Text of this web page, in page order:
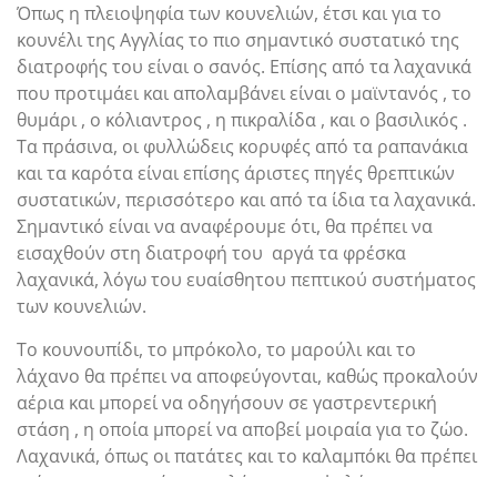
Όπως η πλειοψηφία των κουνελιών, έτσι και για το
κουνέλι της Αγγλίας το πιο σημαντικό συστατικό της
διατροφής του είναι ο σανός. Επίσης από τα λαχανικά
που προτιμάει και απολαμβάνει είναι ο μαϊντανός , το
θυμάρι , ο κόλιαντρος , η πικραλίδα , και ο βασιλικός .
Τα πράσινα, οι φυλλώδεις κορυφές από τα ραπανάκια
και τα καρότα είναι επίσης άριστες πηγές θρεπτικών
συστατικών, περισσότερο και από τα ίδια τα λαχανικά.
Σημαντικό είναι να αναφέρουμε ότι, θα πρέπει να
εισαχθούν στη διατροφή του αργά τα φρέσκα
λαχανικά, λόγω του ευαίσθητου πεπτικού συστήματος
των κουνελιών.
Το κουνουπίδι, το μπρόκολο, το μαρούλι και το
λάχανο θα πρέπει να αποφεύγονται, καθώς προκαλούν
αέρια και μπορεί να οδηγήσουν σε γαστρεντερική
στάση , η οποία μπορεί να αποβεί μοιραία για το ζώο.
Λαχανικά, όπως οι πατάτες και το καλαμπόκι θα πρέπει